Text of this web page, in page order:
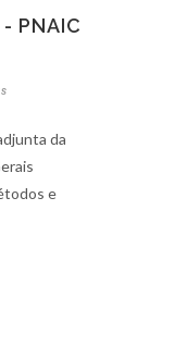
PNAIC
da
e